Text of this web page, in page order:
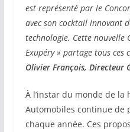
est représenté par le
avec son cocktail innovant
technologie. Cette nouvelle
Exupéry » partage tous ces
Olivier François, Directeur
À l’instar du monde de la
Automobiles continue de
chaque année. Ces